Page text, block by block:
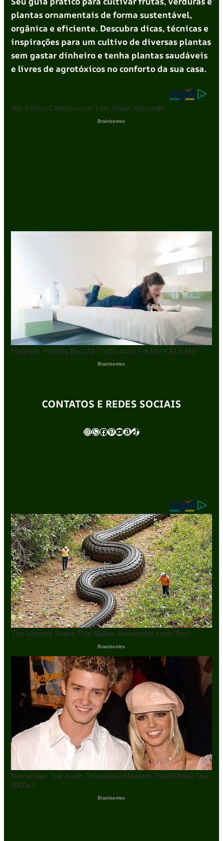
plantas ornamentais de forma sustentável,
orgânica e eficiente. Descubra dicas, técnicas e
inspirações para um cultivo de diversas plantas
sem gastar dinheiro e tenha plantas saudáveis
e livres de agrotóxicos no conforto da sua casa.
CONTATOS E REDES SOCIAIS
InstagramWhatsApp Facebook Pinterest Youtube Amazon TikTok